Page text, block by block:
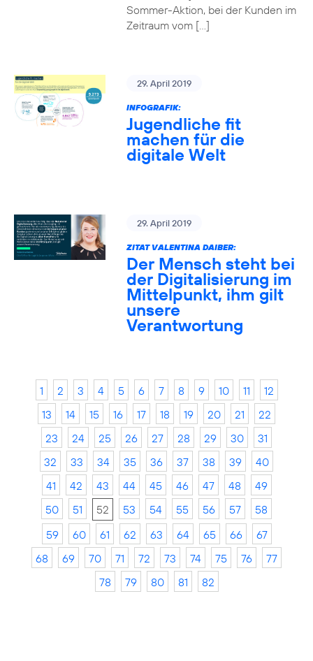
Sommer-Aktion, bei der Kunden im
Zeitraum vom […]
29. April 2019
INFOGRAFIK:
Jugendliche fit
machen für die
digitale Welt
29. April 2019
ZITAT VALENTINA DAIBER:
Der Mensch steht bei
der Digitalisierung im
Mittelpunkt, ihm gilt
unsere
Verantwortung
1 2 3 4 5 6 7 8 9 10 11
12
13
14 15 16 17 18 19 20 21
22
23
24 25 26 27 28 29 30
31
32
33 34 35 36 37 38 39
40
41
42 43 44 45 46 47 48
49
50
51 52 53 54 55 56 57
58
59
60 61 62 63 64 65 66
67
68
69 70 71 72 73 74 75 76
77
78
79 80 81 82